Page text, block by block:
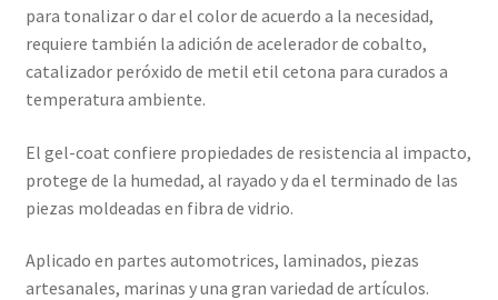
para tonalizar o dar el color de acuerdo a la necesidad,
requiere también la adición de acelerador de cobalto,
catalizador peróxido de metil etil cetona para curados a
temperatura ambiente.
El gel-coat confiere propiedades de resistencia al impacto,
protege de la humedad, al rayado y da el terminado de las
piezas moldeadas en fibra de vidrio.
Aplicado en partes automotrices, laminados, piezas
artesanales, marinas y una gran variedad de artículos.